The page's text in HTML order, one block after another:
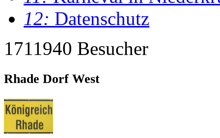
12: Datenschutz
1711940 Besucher
Rhade Dorf West